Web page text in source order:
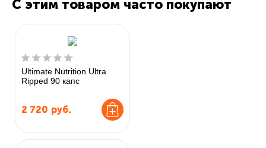
С этим товаром часто покупают
Ultimate Nutrition Ultra
Ripped 90 капс
2 720 руб.